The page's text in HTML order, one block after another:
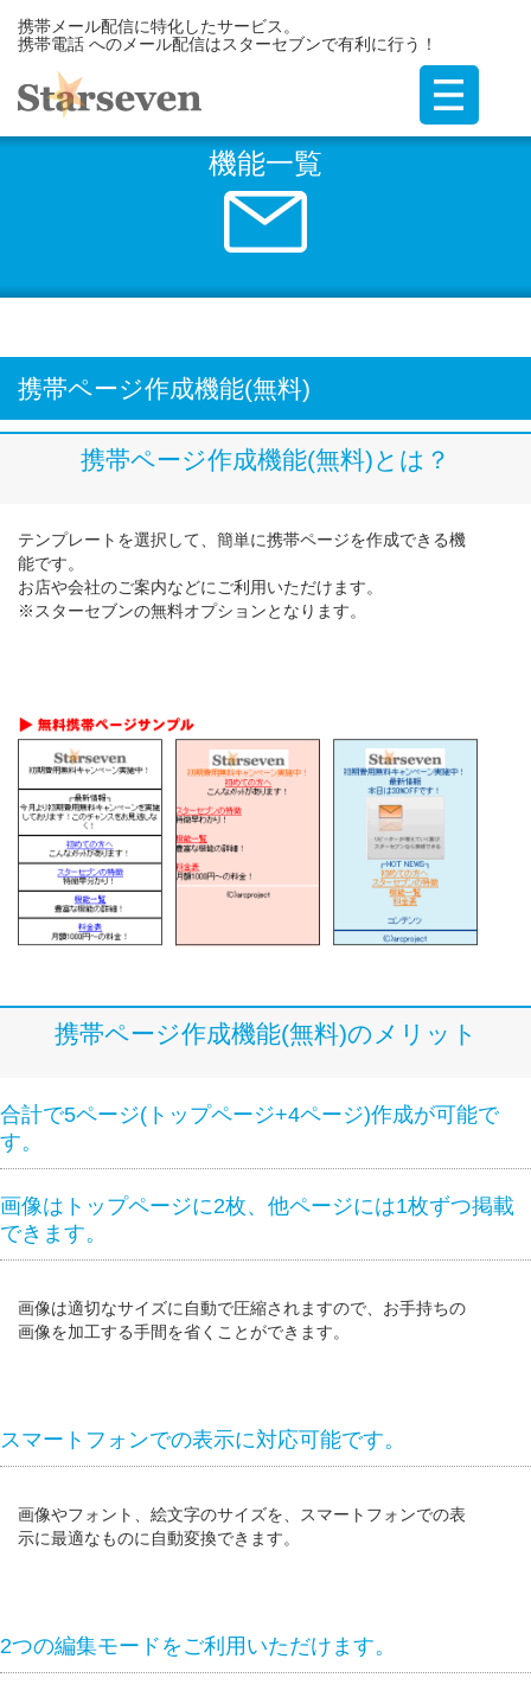
携帯メール配信に特化したサービス。
携帯電話 へのメール配信はスターセブンで有利に行う！
機能一覧
携帯ページ作成機能(無料)
携帯ページ作成機能(無料)とは？
テンプレートを選択して、簡単に携帯ページを作成できる機
能です。
お店や会社のご案内などにご利用いただけます。
※スターセブンの無料オプションとなります。
携帯ページ作成機能(無料)のメリット
合計で5ページ(トップページ+4ページ)作成が可能で
す。
画像はトップページに2枚、他ページには1枚ずつ掲載
できます。
画像は適切なサイズに自動で圧縮されますので、お手持ちの
画像を加工する手間を省くことができます。
スマートフォンでの表示に対応可能です。
画像やフォント、絵文字のサイズを、スマートフォンでの表
示に最適なものに自動変換できます。
2つの編集モードをご利用いただけます。